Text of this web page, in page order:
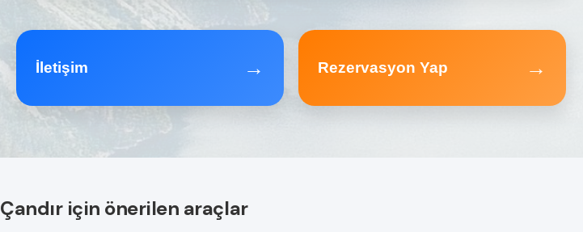
İletişim → Rezervasyon Yap →
Çandır için önerilen araçlar